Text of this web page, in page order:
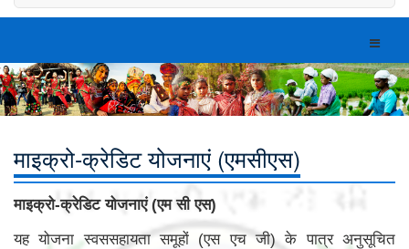
Toggle
माइक्रो-क्रेडिट योजनाएं (एमसीएस)
माइक्रो-क्रेडिट योजनाएं (एम सी एस)
यह योजना स्वससहायता समूहों (एस एच जी) के पात्र अनुसूचित